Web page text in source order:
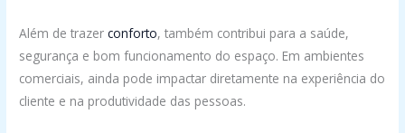
Além de trazerconforto, também contribui para a saúde,
segurança e bom funcionamento do espaço. Em ambientes
comerciais, ainda pode impactar diretamente na experiência do
cliente e na produtividade das pessoas.